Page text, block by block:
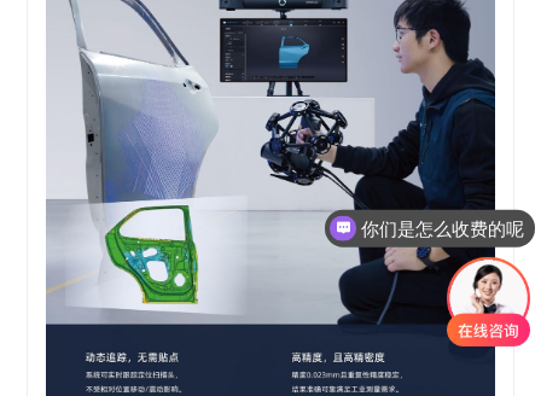
你们是怎么收费的呢
现在有优惠活动吗